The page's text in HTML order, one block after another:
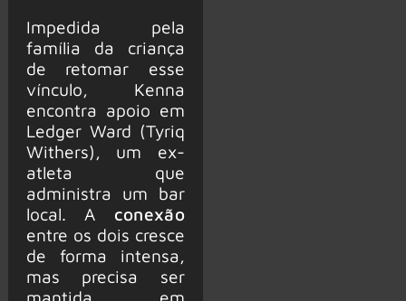
Impedida pela
família da criança
de retomar esse
vínculo, Kenna
encontra apoio em
Ledger Ward (Tyriq
Withers), um ex-
atleta que
administra um bar
local. A conexão
entre os dois cresce
de forma intensa,
mas precisa ser
mantida em